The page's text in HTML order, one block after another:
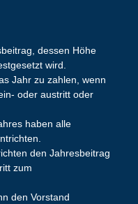
dessen Höhe
wird.
Jahr zu zahlen, wenn
oder austritt oder
haben alle
den Jahresbeitrag
zum
den Vorstand